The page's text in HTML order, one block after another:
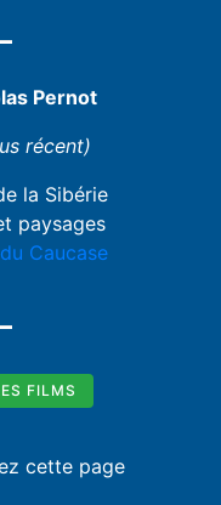
Pernot
récent)
la Sibérie
paysages
Caucase
FILMS
page